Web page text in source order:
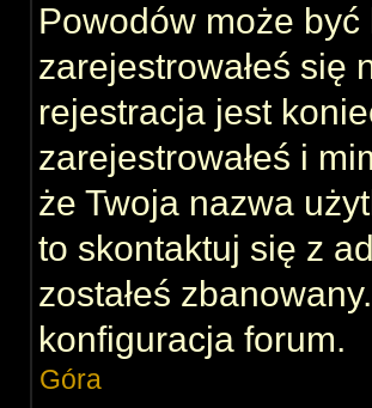
Powodów może
zarejestrowałeś się
rejestracja jest
zarejestrowałeś i
że Twoja nazwa
to skontaktuj się z
zostałeś
konfiguracja forum.
Góra